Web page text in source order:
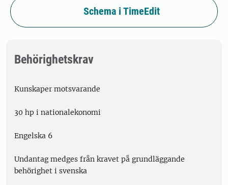
Schema i TimeEdit
Behörighetskrav
Kunskaper motsvarande
30 hp i nationalekonomi
Engelska 6
Undantag medges från kravet på grundläggande
behörighet i svenska